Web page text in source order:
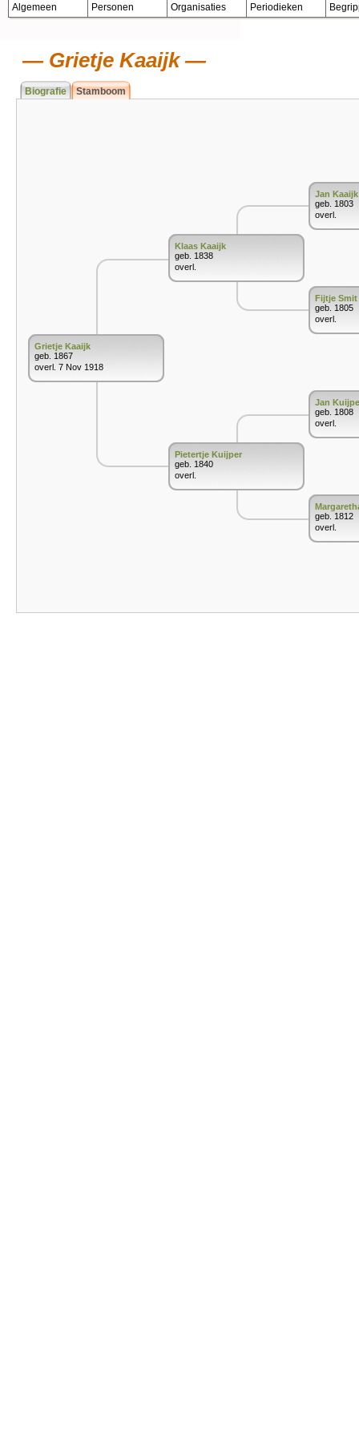
Algemeen Personen Organisaties Periodieken
Grietje Kaaijk
Biografie Stamboom
Grietje Kaaijk
geb. 1867
overl. 7 Nov 1918
Klaas Kaaijk
geb. 1838
overl.
Pietertje Kuijper
geb. 1840
overl.
Jan Kaaijk
geb. 1803
overl.
Fijtje Smit
geb. 1805
overl.
Jan
geb. 1808
overl.
geb. 1812
overl.